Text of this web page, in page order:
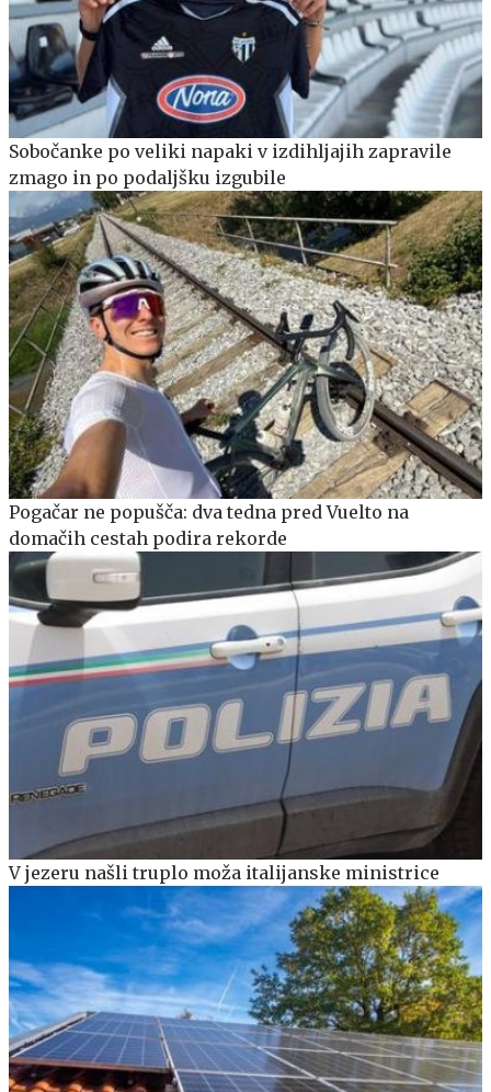
Sobočanke po veliki napaki v izdihljajih zapravile
zmago in po podaljšku izgubile
Pogačar ne popušča: dva tedna pred Vuelto na
domačih cestah podira rekorde
V jezeru našli truplo moža italijanske ministrice